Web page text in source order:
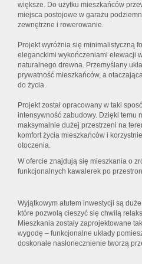
większe. Do użytku mieszkańców
miejsca postojowe w garażu
zewnętrzne i rowerowanie.
Projekt wyróżnia się minimalistyczną
eleganckimi wykończeniami elewacji
naturalnego drewna. Przemyślany
prywatność mieszkańców, a
do życia.
Projekt został opracowany w taki
intensywność zabudowy. Dzięki temu
maksymalnie dużej przestrzeni na
komfort życia mieszkańców i
otoczenia.
W ofercie znajdują się mieszkania o
funkcjonalnych kawalerek po
Wyjątkowym atutem inwestycji są
które pozwolą cieszyć się chwilą
Mieszkania zostały zaprojektowane
wygodę – funkcjonalne układy
doskonałe nasłonecznienie tworzą